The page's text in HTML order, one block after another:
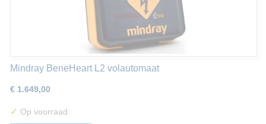
Mindray BeneHeart L2 volautomaat
€ 1.649,00
✓ Op voorraad